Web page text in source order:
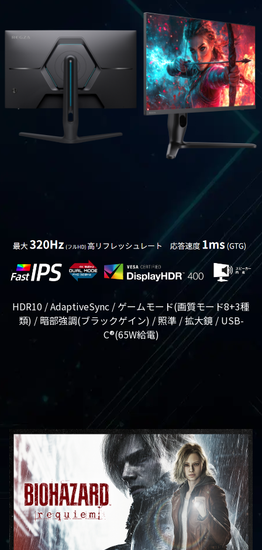
HDR10 / AdaptiveSync / ゲームモード(画質モード8+3種
類) / 暗部強調(ブラックゲイン) / 照準 / 拡大鏡 / USB-
C®(65W給電)